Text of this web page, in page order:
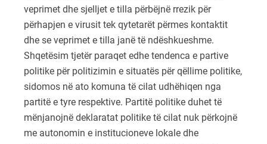
veprimet dhe sjelljet e tilla përbëjnë rrezik për
përhapjen e virusit tek qytetarët përmes kontaktit
dhe se veprimet e tilla janë të ndëshkueshme.
Shqetësim tjetër paraqet edhe tendenca e partive
politike për politizimin e situatës për qëllime politike,
sidomos në ato komuna të cilat udhëhiqen nga
partitë e tyre respektive. Partitë politike duhet të
mënjanojnë deklaratat politike të cilat nuk përkojnë
me autonomin e institucioneve lokale dhe